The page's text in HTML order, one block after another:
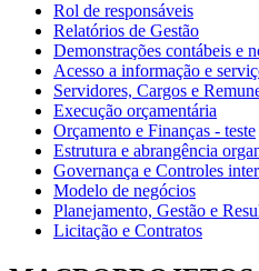
Rol de responsáveis
Relatórios de Gestão
Demonstrações contábeis e
Acesso a informação e
Servidores, Cargos e
Execução orçamentária
Orçamento e Finanças - teste
Estrutura e abrangência
Governança e Controles
Modelo de negócios
Planejamento, Gestão e
Licitação e Contratos